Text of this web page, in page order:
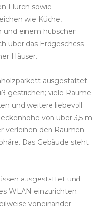
Fluren sowie
wie Küche,
und einem hübschen
über das Erdgeschoss
Häuser.
ausgestattet.
gestrichen; viele Räume
und weitere liebevoll
von über 3,5 m
verleihen den Räumen
Das Gebäude steht
ausgestattet und
WLAN einzurichten.
voneinander